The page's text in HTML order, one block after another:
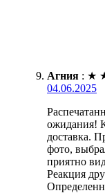
Агния : ★
04.06.2025
ожидания!
доставка.
фото,
приятно
Реакция